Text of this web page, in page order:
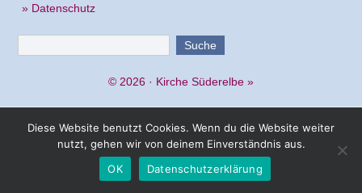
» Datenschutz
© 2026 · Kirche Süderelbe »
Diese Website benutzt Cookies. Wenn du die Website weiter
nutzt, gehen wir von deinem Einverständnis aus.
OK
Datenschutzerklärung